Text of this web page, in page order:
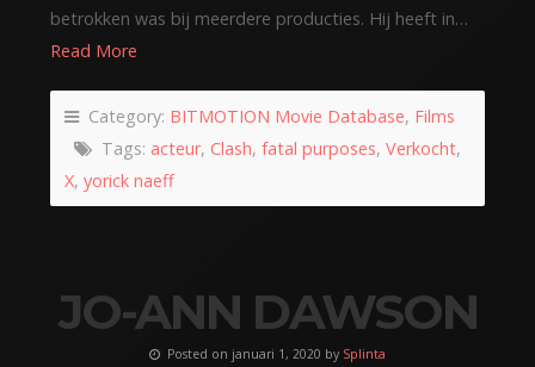
betrokken was bij meerdere producties. Hij heeft in…
Read More
Category: BITMOTION Movie Database, Films
Tags: acteur, Clash, fatal purposes, Verkocht,
X, yorick naeff
JO-ANN DAWSON
Posted on januari 1, 2020 by Splinta